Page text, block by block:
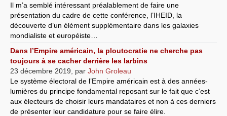
Il m’a semblé intéressant préalablement de faire une
présentation du cadre de cette conférence, l’IHEID, la
découverte d’un élément supplémentaire dans les galaxies
mondialiste et européiste…
Dans l’Empire américain, la ploutocratie ne cherche pas
toujours à se cacher derrière les larbins
23 décembre 2019
par John Groleau
Le système électoral de l’Empire américain est à des années-
lumières du principe fondamental reposant sur le fait que c’est
aux électeurs de choisir leurs mandataires et non à ces derniers
de présenter leur candidature pour se faire élire.